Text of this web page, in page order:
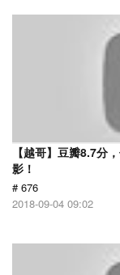
【越哥】豆瓣8.7分
影！
# 676
2018-09-04 09:02